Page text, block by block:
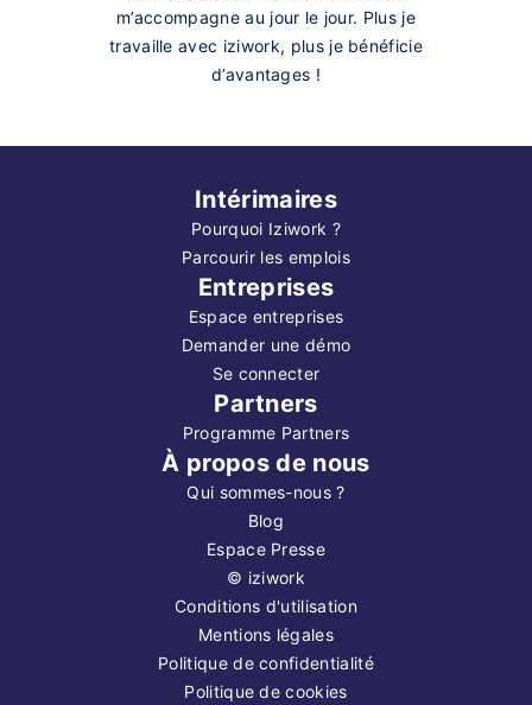
m’accompagne au jour le jour. Plus je
travaille avec iziwork, plus je bénéficie
d’avantages !
Intérimaires
Pourquoi Iziwork ?
Parcourir les emplois
Entreprises
Espace entreprises
Demander une démo
Se connecter
Partners
Programme Partners
À propos de nous
Qui sommes-nous ?
Blog
Espace Presse
© iziwork
Conditions d'utilisation
Mentions légales
Politique de confidentialité
Politique de cookies